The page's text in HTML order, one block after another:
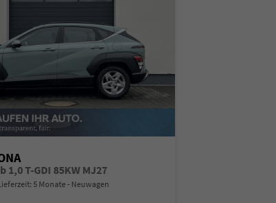
1,0 T-GDI 85KW MJ27
5 Monate Neuwagen